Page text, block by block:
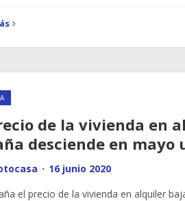
de la vivienda en
desciende en mayo
· 16 junio 2020
el precio de la vivienda en alquiler